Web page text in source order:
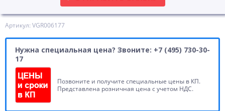
Артикул: VGR006177
Нужна специальная цена? Звоните: +7 (495) 730-30-
17
Позвоните и получите специальные цены в КП.
Представлена розничная цена с учетом НДС.